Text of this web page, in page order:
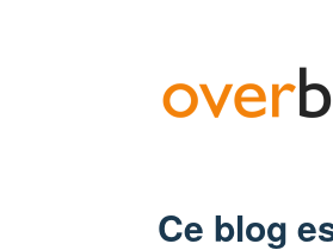
Ce blog